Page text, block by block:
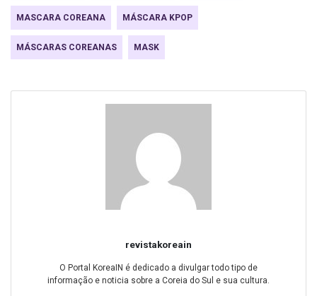
MASCARA COREANA MÁSCARA KPOP
MÁSCARAS COREANAS MASK
revistakoreain
O Portal KoreaIN é dedicado a divulgar todo tipo de
informação e noticia sobre a Coreia do Sul e sua cultura.